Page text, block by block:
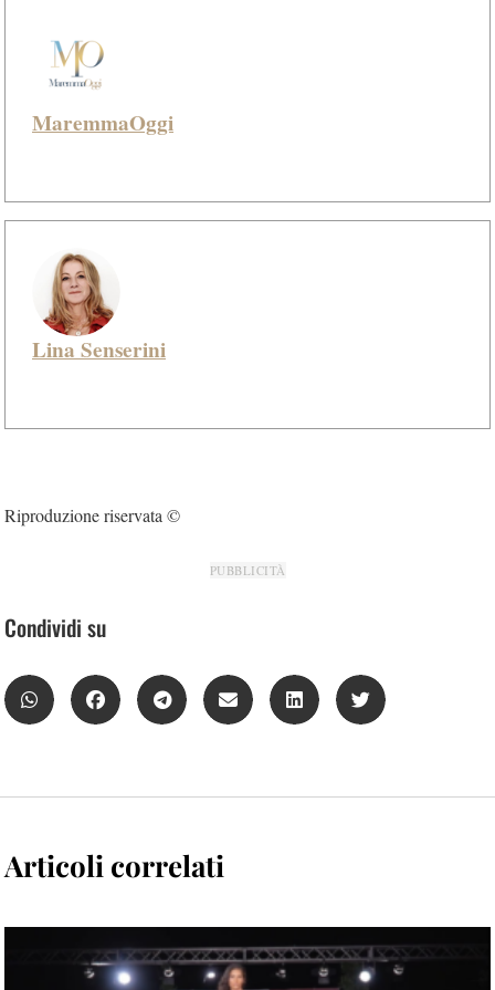
MaremmaOggi
Lina Senserini
Riproduzione riservata ©
PUBBLICITÀ
Condividi su
Articoli correlati